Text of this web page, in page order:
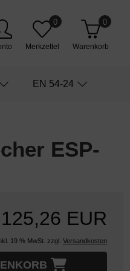
Merkzettel
0
Warenkorb
0
EN 54-24
ESP-
125,26 EUR
19 % MwSt. zzgl. Versandkosten